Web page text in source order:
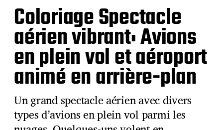
Coloriage Spectacle
aérien vibrant: Avions
en plein vol et aéroport
animé en arrière-plan
Un grand spectacle aérien avec divers
types d’avions en plein vol parmi les